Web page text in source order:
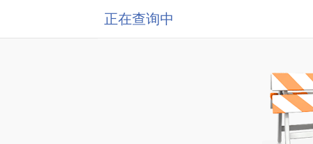
正在查询中